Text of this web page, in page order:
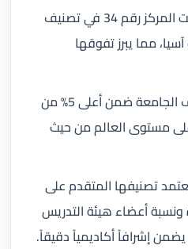
احتلت المركز رقم 34 في تصنيف
مما يبرز تفوقها
تُصنف الجامعة ضمن أعلى 5% من
مستوى العالم من حيث
تصنيفها المتقدم على
ونسبة أعضاء هيئة التدريس